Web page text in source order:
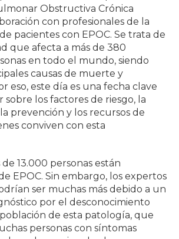
Obstructiva Crónica
con profesionales de la
pacientes con EPOC. Se trata de
que afecta a más de 380
en todo el mundo, siendo
causas de muerte y
eso, este día es una fecha clave
sobre los factores de riesgo, la
prevención y los recursos de
conviven con esta
de 13.000 personas están
EPOC. Sin embargo, los expertos
ser muchas más debido a un
por el desconocimiento
de esta patología, que
personas con síntomas